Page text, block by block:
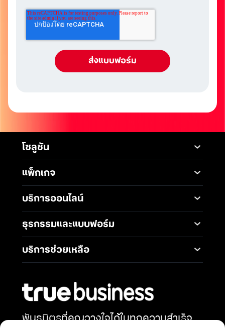
พันธมิตรที่คุณวางใจได้ในทุกความสำเร็จ
โซลูชัน
Mobile
5G Infrastructure
Broadband Internet
Business Network
Wireless Network
International Gateway
Communications
Productivity and
Collaboration
Solutions
Network & Operation
Security
Security Service
แพ็กเกจ
แพ็กเกจมือถือ
โซลูชันสำหรับ SME
บริการออนไลน์
ธุรกรรมและแบบฟอร์ม
ช่องทางการชำระค่าบริการ
การโอนกรรมสิทธิ์
การแต่งตั้งทรูเป็นตัวแทน
หักและนำส่งภาษี ณ ที่จ่าย
บริการช่วยเหลือ
คำถามที่พบบ่อย